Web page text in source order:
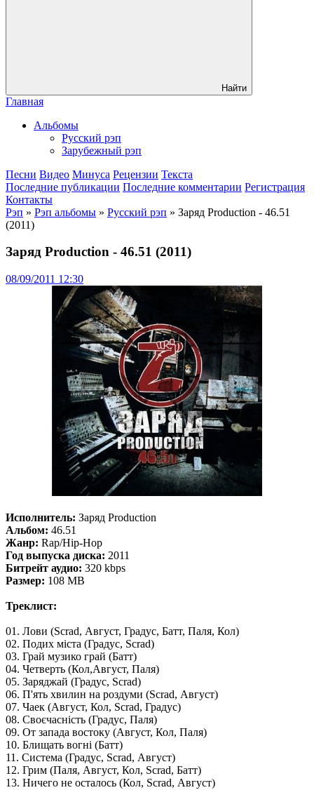
Найти
Главная
Альбомы
Русский рэп
Зарубежный рэп
Песни Видео Минуса Рецензии Текста
Последние публикации Последние комментарии Регистрация
Контакты
Рэп » Рэп альбомы » Русский рэп » Заряд Production - 46.51
(2011)
Заряд Production - 46.51 (2011)
08/09/2011 12:30
Исполнитель: Заряд Production
Альбом: 46.51
Жанр: Rap/Hip-Hop
Год выпуска диска: 2011
Битрейт аудио: 320 kbps
Размер: 108 MB
Треклист:
01. Лови (Scrad, Август, Градус, Батт, Паля, Кол)
02. Подих міста (Градус, Scrad)
03. Грай музико грай (Батт)
04. Четверть (Кол,Август, Паля)
05. Заряджай (Градус, Scrad)
06. П'ять хвилин на роздуми (Scrad, Август)
07. Чаек (Август, Кол, Scrad, Градус)
08. Своєчасність (Градус, Паля)
09. От запада востоку (Август, Кол, Паля)
10. Блищать вогні (Батт)
11. Система (Градус, Scrad, Август)
12. Грим (Паля, Август, Кол, Scrad, Батт)
13. Ничего не осталось (Кол, Scrad, Август)